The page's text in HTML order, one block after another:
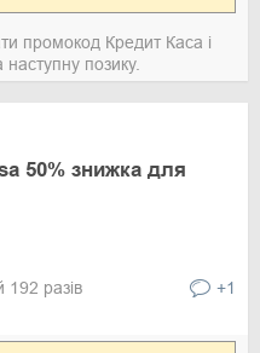
промокод Кредит Каса і
позику.
50% знижка для
192 разів +1